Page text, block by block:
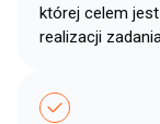
której celem
realizacji